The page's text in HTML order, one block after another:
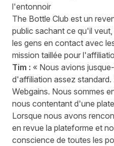
l'entonnoir
The Bottle Club est un
public sachant ce qu'il
les gens en contact avec
mission taillée pour
Tim : « Nous avions
d'affiliation assez
Webgains. Nous sommes
nous contentant d'une
Lorsque nous avons
en revue la plateforme et
conscience de toutes les